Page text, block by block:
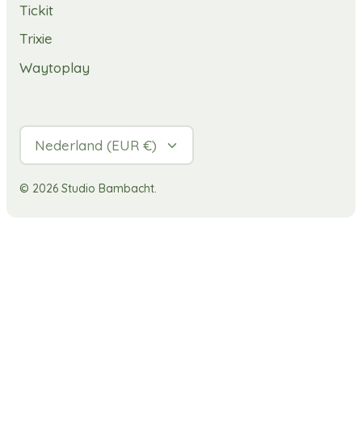
Tickit
Trixie
Waytoplay
Valuta
Nederland (EUR €)
© 2026 Studio Bambacht.